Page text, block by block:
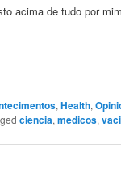
acima de tudo por
,Health,
ciencia,medicos,